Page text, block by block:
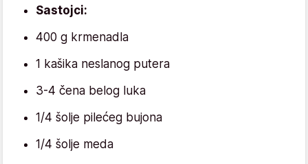
Sastojci:
400 g krmenadla
1 kašika neslanog putera
3-4 čena belog luka
1/4 šolje pilećeg bujona
1/4 šolje meda